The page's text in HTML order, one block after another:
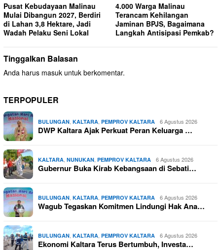
Pusat Kebudayaan Malinau
Mulai Dibangun 2027, Berdiri
di Lahan 3,8 Hektare, Jadi
Wadah Pelaku Seni Lokal
4.000 Warga Malinau
Terancam Kehilangan
Jaminan BPJS, Bagaimana
Langkah Antisipasi Pemkab?
Tinggalkan Balasan
Anda harus masuk untuk berkomentar.
TERPOPULER
BULUNGAN KALTARA PEMPROV KALTARA 6 Agustus 2026
DWP Kaltara Ajak Perkuat Peran Keluarga …
KALTARA NUNUKAN PEMPROV KALTARA 6 Agustus 2026
Gubernur Buka Kirab Kebangsaan di Sebati…
BULUNGAN KALTARA PEMPROV KALTARA 6 Agustus 2026
Wagub Tegaskan Komitmen Lindungi Hak Ana…
BULUNGAN KALTARA PEMPROV KALTARA 6 Agustus 2026
Ekonomi Kaltara Terus Bertumbuh, Investa…